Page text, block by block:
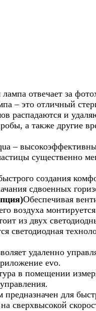
отвечает за
– это отличный
распадаются и
а также другие
–
существенно
создания
сдвоенных
Обеспечивая
воздуха
из двух
светодиодная
удаленно
evo.
в помещении
предназначен для
на сверхвысокой